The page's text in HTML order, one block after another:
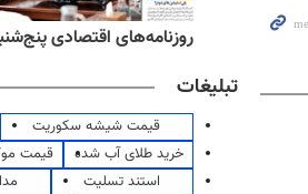
روزنامه‌های اقتصادی پنج‌شنبه ۱۵ مرداد
تبلیغات
قیمت شیشه سکوریت
خرید طلای آب شده
قیمت
استند تسلیت